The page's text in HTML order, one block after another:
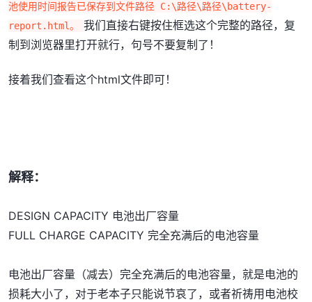
池使用时间报告已保存到文件路径 C:\路径\路径\battery-
report.html。
我们直接右键按住框选这个完整的路径，复
制到浏览器里打开就行，句号不要复制了！
接着我们查看这个html文件即可！
解释：
DESIGN CAPACITY 电池出厂容量
FULL CHARGE CAPACITY 完全充满后的电池容量
电池出厂容量（减去）完全充满后的电池容量，就是电池的
损耗大小了，对于老本子只能说节哀了，或者祈祷用电池校